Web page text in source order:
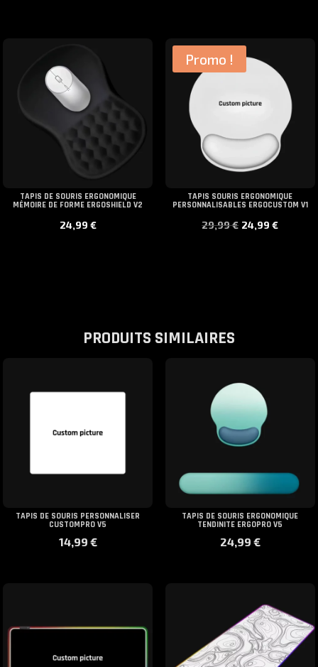
TAPIS DE SOURIS ERGONOMIQUE
MÉMOIRE DE FORME ERGOSHIELD V2
24,99 €
Promo !
TAPIS SOURIS ERGONOMIQUE
PERSONNALISABLES ERGOCUSTOM V1
29,99€ Le
24,99€Le
PRODUITS SIMILAIRES
TAPIS DE SOURIS PERSONNALISER
CUSTOMPRO V5
14,99 €
TAPIS DE SOURIS ERGONOMIQUE
TENDINITE ERGOPRO V5
24,99 €